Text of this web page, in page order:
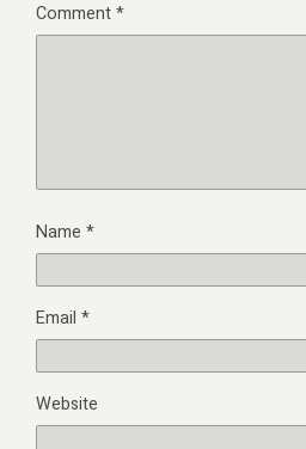
Comment*
Name *
Email *
Website